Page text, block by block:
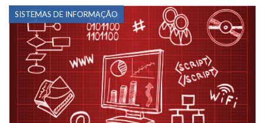
SISTEMAS DE INFORMAÇÃO